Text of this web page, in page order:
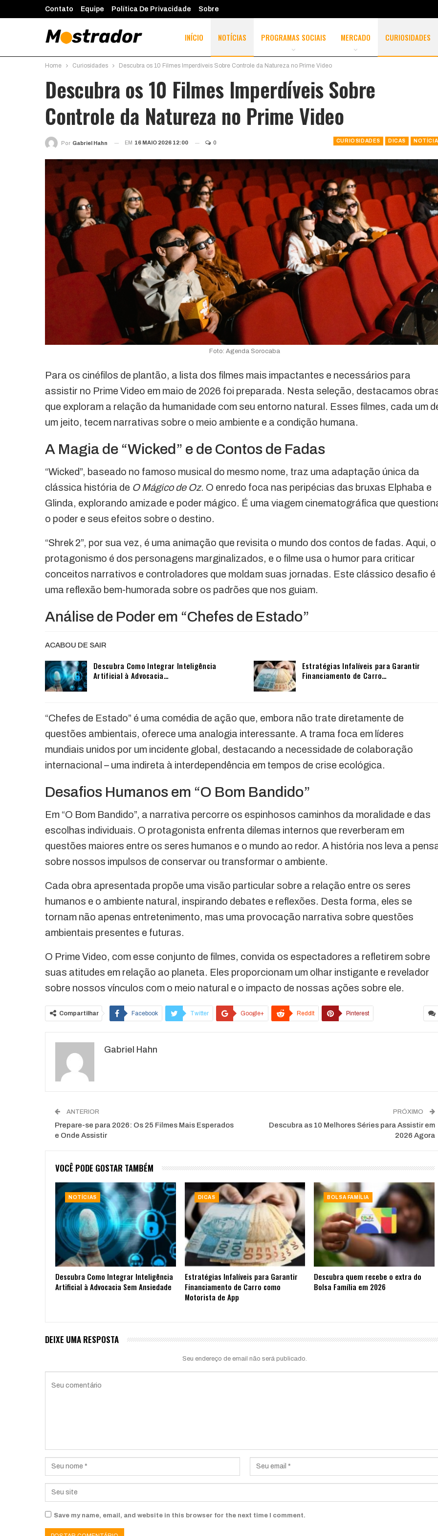
Contato Equipe Política De Privacidade Sobre
INÍCIO NOTÍCIAS PROGRAMAS SOCIAIS MERCADO CURIOSIDADES
Home Curiosidades Descubra os 10 Filmes Imperdíveis Sobre Controle da Natureza no Prime Video
Descubra os 10 Filmes Imperdíveis Sobre
Controle da Natureza no Prime Video
CURIOSIDADES DICAS
Por Gabriel Hahn EM 16 MAIO 2026 12:00 0
Foto: Agenda Sorocaba
Para os cinéfilos de plantão, a lista dos filmes mais impactantes e necessários para
assistir no Prime Video em maio de 2026 foi preparada. Nesta seleção, destacamos
que exploram a relação da humanidade com seu entorno natural. Esses filmes, cada um
um jeito, tecem narrativas sobre o meio ambiente e a condição humana.
A Magia de “Wicked” e de Contos de Fadas
“Wicked”, baseado no famoso musical do mesmo nome, traz uma adaptação única da
clássica história de O Mágico de Oz. O enredo foca nas peripécias das bruxas Elphaba e
Glinda, explorando amizade e poder mágico. É uma viagem cinematográfica que
o poder e seus efeitos sobre o destino.
“Shrek 2”, por sua vez, é uma animação que revisita o mundo dos contos de fadas. Aqui, o
protagonismo é dos personagens marginalizados, e o filme usa o humor para criticar
conceitos narrativos e controladores que moldam suas jornadas. Este clássico desafio é
uma reflexão bem-humorada sobre os padrões que nos guiam.
Análise de Poder em “Chefes de Estado”
ACABOU DE SAIR
Descubra Como Integrar Inteligência
Artificial à Advocacia…
Estratégias Infalíveis para Garantir
Financiamento de Carro…
“Chefes de Estado” é uma comédia de ação que, embora não trate diretamente de
questões ambientais, oferece uma analogia interessante. A trama foca em líderes
mundiais unidos por um incidente global, destacando a necessidade de colaboração
internacional – uma indireta à interdependência em tempos de crise ecológica.
Desafios Humanos em “O Bom Bandido”
Em “O Bom Bandido”, a narrativa percorre os espinhosos caminhos da moralidade e das
escolhas individuais. O protagonista enfrenta dilemas internos que reverberam em
questões maiores entre os seres humanos e o mundo ao redor. A história nos leva a
sobre nossos impulsos de conservar ou transformar o ambiente.
Cada obra apresentada propõe uma visão particular sobre a relação entre os seres
humanos e o ambiente natural, inspirando debates e reflexões. Desta forma, eles se
tornam não apenas entretenimento, mas uma provocação narrativa sobre questões
ambientais presentes e futuras.
O Prime Video, com esse conjunto de filmes, convida os espectadores a refletirem sobre
suas atitudes em relação ao planeta. Eles proporcionam um olhar instigante e revelador
sobre nossos vínculos com o meio natural e o impacto de nossas ações sobre ele.
Compartilhar Facebook Twitter Google+ ReddIt Pinterest
Gabriel Hahn
ANTERIOR
Prepare-se para 2026: Os 25 Filmes Mais Esperados
e Onde Assistir
PRÓXIMO
Descubra as 10 Melhores Séries para Assistir em
2026 Agora
VOCÊ PODE GOSTAR TAMBÉM
NOTÍCIAS
Descubra Como Integrar Inteligência
Artificial à Advocacia Sem Ansiedade
DICAS
Estratégias Infalíveis para Garantir
Financiamento de Carro como
Motorista de App
BOLSA FAMÍLIA
Descubra quem recebe o extra do
Bolsa Família em 2026
DEIXE UMA RESPOSTA
Seu endereço de email não será publicado.
Save my name, email, and website in this browser for the next time I comment.